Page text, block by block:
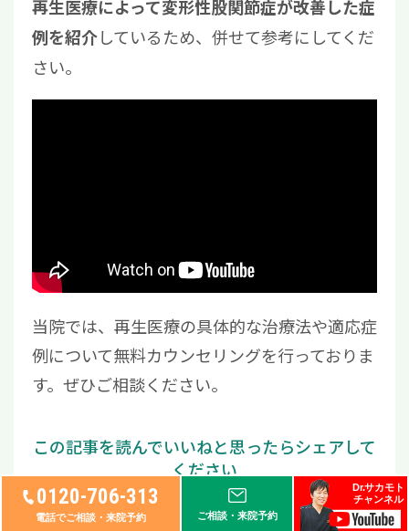
0120-706-313
電話でご相談・来院予約 ご相談・来院予約
Dr.サカモト
チャンネル
再生医療によって変形性股関節症が改善した症
例を紹介しているため、併せて参考にしてくだ
さい。
当院では、再生医療の具体的な治療法や適応症
例について無料カウンセリングを行っておりま
す。ぜひご相談ください。
L
X